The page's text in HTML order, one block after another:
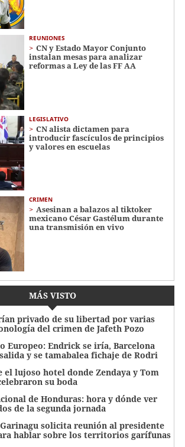
REUNIONES
CN y Estado Mayor Conjunto
instalan mesas para analizar
reformas a Ley de las FF AA
LEGISLATIVO
CN alista dictamen para
introducir fascículos de principios
y valores en escuelas
CRIMEN
Asesinan a balazos al tiktoker
mexicano César Gastélum durante
una transmisión en vivo
MÁS VISTO
privado de su libertad por varias
del crimen de Jafeth Pozo
Europeo: Endrick se iría, Barcelona
y se tamabalea fichaje de Rodri
el lujoso hotel donde Zendaya y Tom
su boda
de Honduras: hora y dónde ver
de la segunda jornada
solicita reunión al presidente
hablar sobre los territorios garífunas